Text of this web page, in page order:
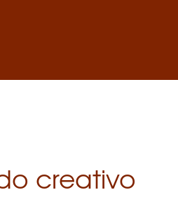
creativo